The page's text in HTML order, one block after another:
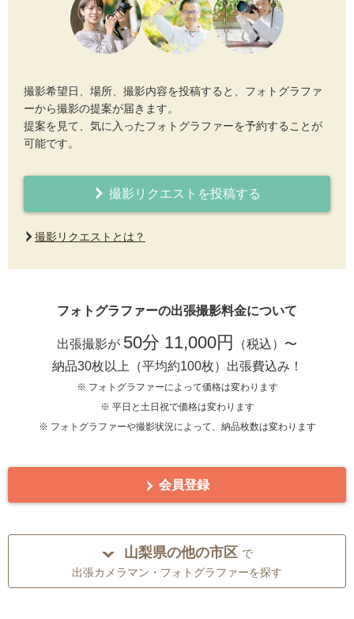
撮影希望日、場所、撮影内容を投稿すると、フォトグラファ
ーから撮影の提案が届きます。
提案を見て、気に入ったフォトグラファーを予約することが
可能です。
撮影リクエストを投稿する
撮影リクエストとは？
フォトグラファーの出張撮影料金について
出張撮影が 50分 11,000円
（税込）〜
納品30枚以上（平均約100枚）出張費込み！
※ フォトグラファーによって価格は変わります
※ 平日と土日祝で価格は変わります
※ フォトグラファーや撮影状況によって、納品枚数は変わります
会員登録
山梨県の他の市区 で
出張カメラマン・フォトグラファーを探す